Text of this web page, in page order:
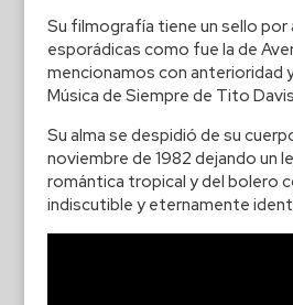
Su filmografía tiene un sello por
esporádicas como fue la de
mencionamos con anterioridad
Música de Siempre de Tito
Su alma se despidió de su
noviembre de 1982 dejando un
romántica tropical y del bolero
indiscutible y eternamente